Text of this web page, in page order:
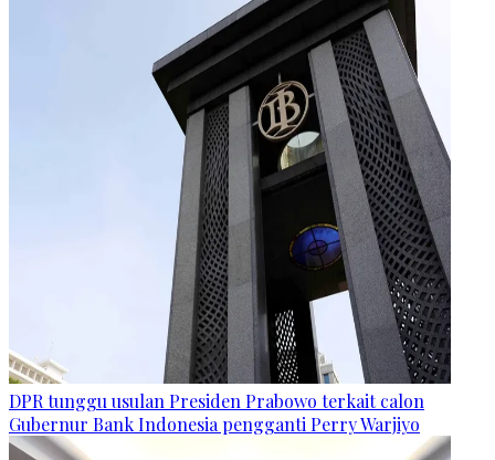
DPR tunggu usulan Presiden Prabowo terkait calon
Gubernur Bank Indonesia pengganti Perry Warjiyo